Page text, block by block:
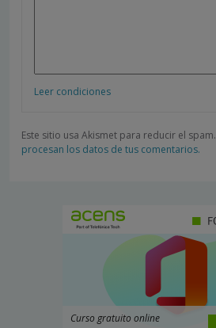
Leer condiciones
Este sitio usa Akismet para reducir el spam.
procesan los datos de tus comentarios.
Curso gratuito online